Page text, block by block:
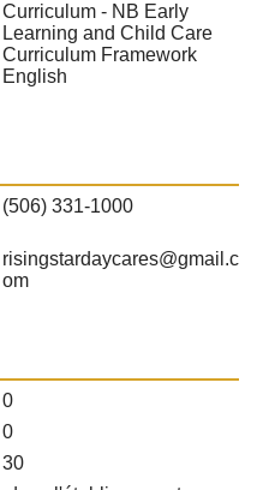
Curriculum - NB Early
Learning and Child Care
Curriculum Framework
English
(506) 331-1000
risingstardaycares@gmail.c
om
0
0
30